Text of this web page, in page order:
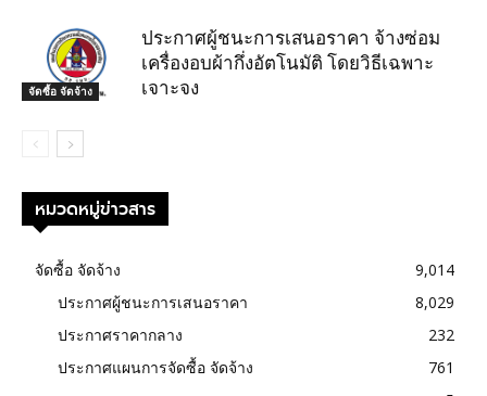
จัดซื้อ จัดจ้าง
ประกาศผู้ชนะการเสนอราคา จ้างซ่อม
เครื่องอบผ้ากึ่งอัตโนมัติ โดยวิธีเฉพาะ
เจาะจง
หมวดหมู่ข่าวสาร
จัดซื้อ จัดจ้าง
9,014
ประกาศผู้ชนะการเสนอราคา
8,029
ประกาศราคากลาง
232
ประกาศแผนการจัดซื้อ จัดจ้าง
761